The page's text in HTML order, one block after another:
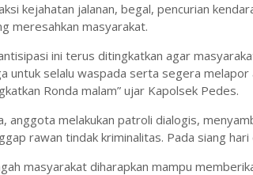
kejahatan jalanan, begal, pencurian
meresahkan masyarakat.
ini terus ditingkatkan agar
untuk selalu waspada serta segera melapor
Ronda malam” ujar Kapolsek Pedes.
anggota melakukan patroli dialogis,
rawan tindak kriminalitas. Pada siang hari
masyarakat diharapkan mampu